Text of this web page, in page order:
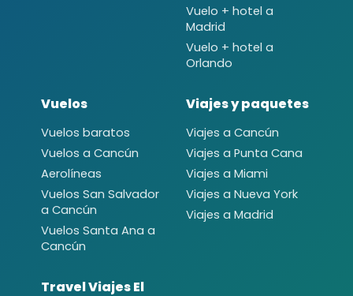
Vuelo + hotel a
Madrid
Vuelo + hotel a
Orlando
Vuelos
Vuelos baratos
Vuelos a Cancún
Aerolíneas
Vuelos San Salvador
a Cancún
Vuelos Santa Ana a
Cancún
Viajes y paquetes
Viajes a Cancún
Viajes a Punta Cana
Viajes a Miami
Viajes a Nueva York
Viajes a Madrid
Travel Viajes El